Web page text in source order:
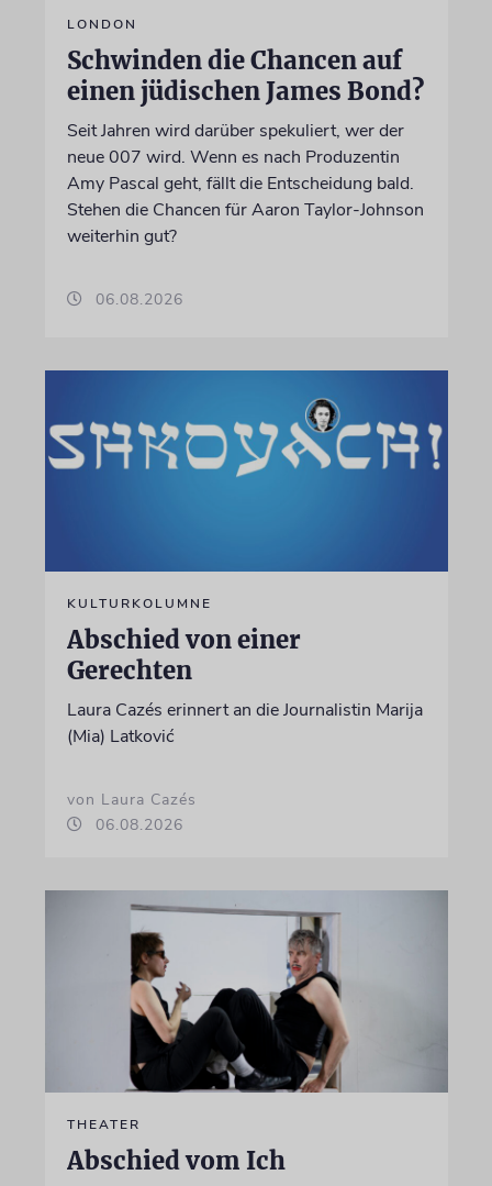
LONDON
Schwinden die Chancen auf
einen jüdischen James Bond?
Seit Jahren wird darüber spekuliert, wer der
neue 007 wird. Wenn es nach Produzentin
Amy Pascal geht, fällt die Entscheidung bald.
Stehen die Chancen für Aaron Taylor-Johnson
weiterhin gut?
06.08.2026
KULTURKOLUMNE
Abschied von einer
Gerechten
Laura Cazés erinnert an die Journalistin Marija
(Mia) Latković
von Laura Cazés
06.08.2026
THEATER
Abschied vom Ich